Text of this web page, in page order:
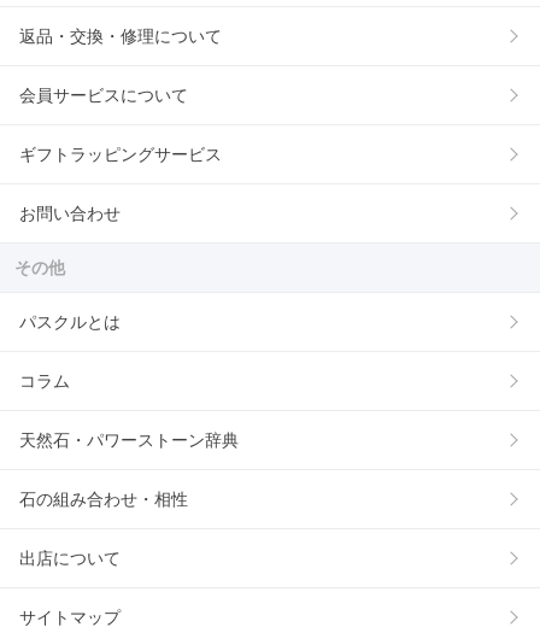
返品・交換・修理について
会員サービスについて
ギフトラッピングサービス
お問い合わせ
その他
パスクルとは
コラム
天然石・パワーストーン辞典
石の組み合わせ・相性
出店について
サイトマップ